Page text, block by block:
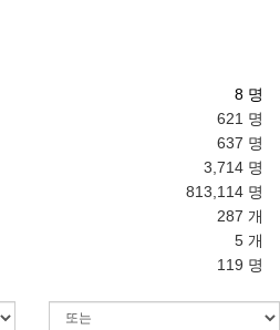
8 명
621 명
637 명
3,714 명
813,114 명
287 개
5 개
119 명